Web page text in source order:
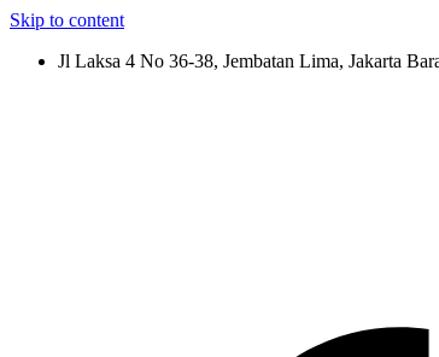
Skip to content
Jl Laksa 4 No 36-38, Jembatan Lima, Jakarta